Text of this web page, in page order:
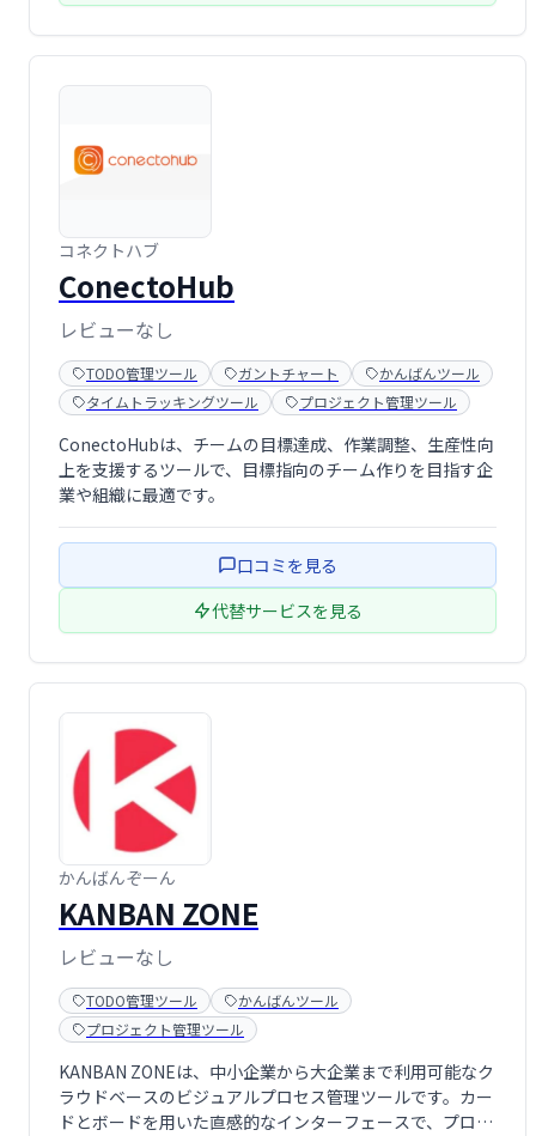
コネクトハブ
ConectoHub
レビューなし
TODO管理ツール ガントチャート
かんばんツール
タイムトラッキングツール
プロジェクト管理ツール
ConectoHubは、チームの目標達成、作業調整、生産性向
上を支援するツールで、目標指向のチーム作りを目指す企
業や組織に最適です。
口コミを見る
代替サービスを見る
かんばんぞーん
KANBAN ZONE
レビューなし
TODO管理ツール
かんばんツール
プロジェクト管理ツール
KANBAN ZONEは、中小企業から大企業まで利用可能なク
ラウドベースのビジュアルプロセス管理ツールです。カー
ドとボードを用いた直感的なインターフェースで、プロジ